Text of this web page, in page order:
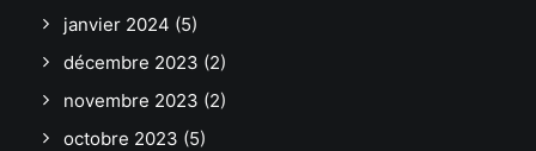
janvier 2024 (5)
décembre 2023 (2)
novembre 2023 (2)
octobre 2023 (5)